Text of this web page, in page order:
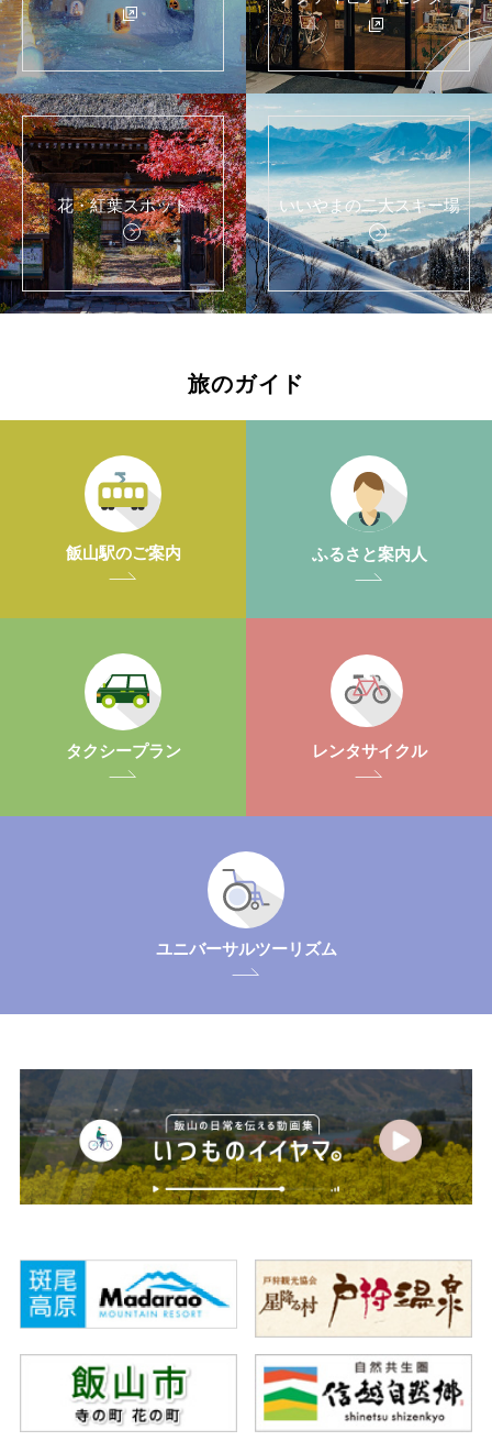
花・紅葉スポット いいやまの二大スキー場
旅のガイド
飯山駅のご案内 ふるさと案内人
タクシープラン レンタサイクル
ユニバーサルツーリズム